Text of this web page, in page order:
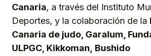
Canaria, a través del Instituto
Deportes, y la colaboración de la
Canaria de judo, Garalum,
ULPGC, Kikkoman, Bushido